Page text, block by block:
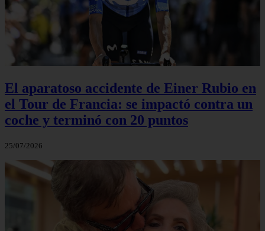
El aparatoso accidente de Einer Rubio en
el Tour de Francia: se impactó contra un
coche y terminó con 20 puntos
25/07/2026